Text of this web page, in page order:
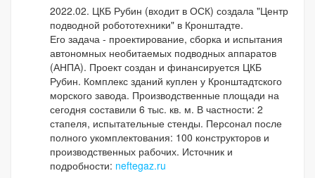
2022.02. ЦКБ Рубин (входит в ОСК) создала "Центр
подводной робототехники" в Кронштадте.
Его задача - проектирование, сборка и испытания
автономных необитаемых подводных аппаратов
(АНПА). Проект создан и финансируется ЦКБ
Рубин. Комплекс зданий куплен у Кронштадтского
морского завода. Производственные площади на
сегодня составили 6 тыс. кв. м. В частности: 2
стапеля, испытательные стенды. Персонал после
полного укомплектования: 100 конструкторов и
производственных рабочих. Источник и
подробности: neftegaz.ru